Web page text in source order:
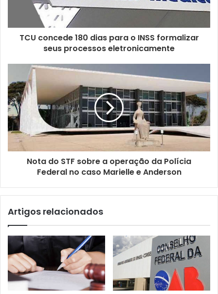
m
a
i
l
TCU concede 180 dias para o INSS formalizar
seus processos eletronicamente
Nota do STF sobre a operação da Polícia
Federal no caso Marielle e Anderson
Artigos relacionados